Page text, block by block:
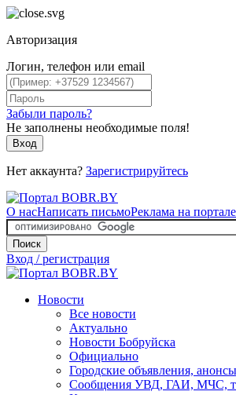
Авторизация
Логин, телефон или email
Забыли пароль?
Не заполнены необходимые поля!
Вход
Нет аккаунта? Зарегистрируйтесь
О насНаписать письмоРеклама на портале
Поиск
Вход / регистрация
Новости
Все новости
Актуально
Новости Бобруйска
Официально
Городские объявления,
Сообщения УВД, ГАИ, МЧС,